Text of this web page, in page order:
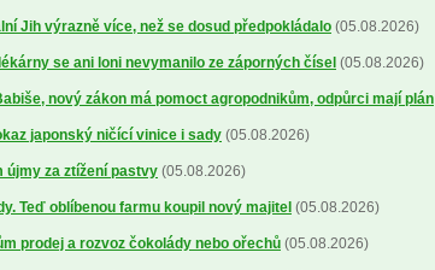
Jih výrazně více, než se dosud předpokládalo (05.08.2026)
se ani loni nevymanilo ze záporných čísel (05.08.2026)
nový zákon má pomoct agropodnikům, odpůrci mají plán
japonský ničící vinice i sady (05.08.2026)
újmy za ztížení pastvy (05.08.2026)
Teď oblíbenou farmu koupil nový majitel (05.08.2026)
prodej a rozvoz čokolády nebo ořechů (05.08.2026)